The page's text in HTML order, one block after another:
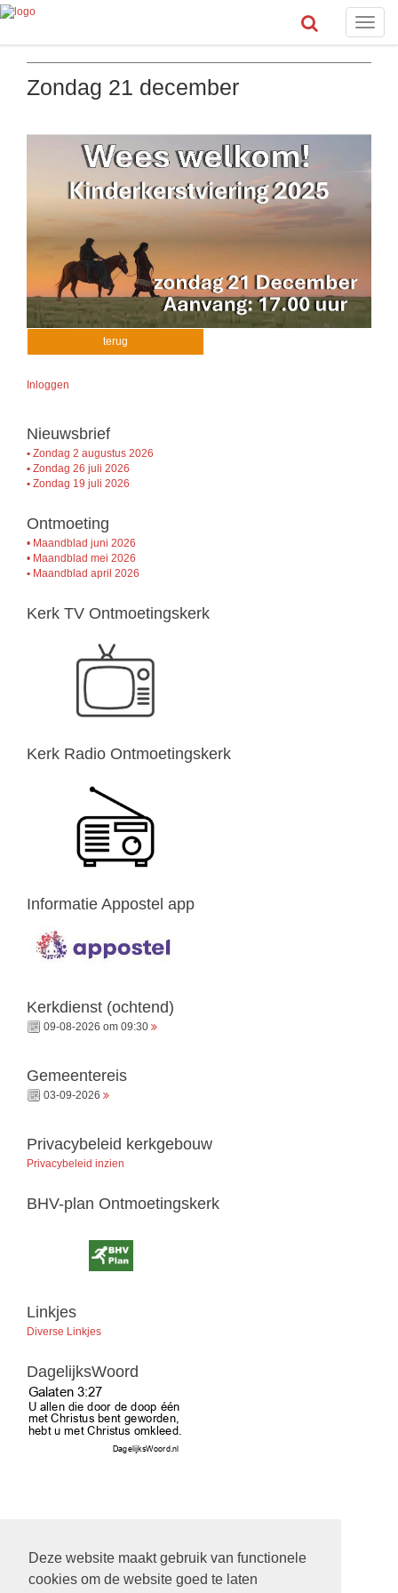
Deze website maakt gebruik van functionele
cookies om de website goed te laten
Toggle
Zondag 21 december
terug
Inloggen
Nieuwsbrief
• Zondag 2 augustus 2026
• Zondag 26 juli 2026
• Zondag 19 juli 2026
Ontmoeting
• Maandblad juni 2026
• Maandblad mei 2026
• Maandblad april 2026
Kerk TV Ontmoetingskerk
Kerk Radio Ontmoetingskerk
Informatie Appostel app
Kerkdienst (ochtend)
09-08-2026 om 09:30
Gemeentereis
03-09-2026
Privacybeleid kerkgebouw
Privacybeleid inzien
BHV-plan Ontmoetingskerk
Linkjes
Diverse Linkjes
DagelijksWoord